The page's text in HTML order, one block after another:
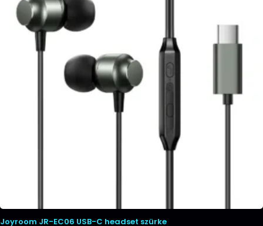
Joyroom JR-EC06 USB-C headset szürke